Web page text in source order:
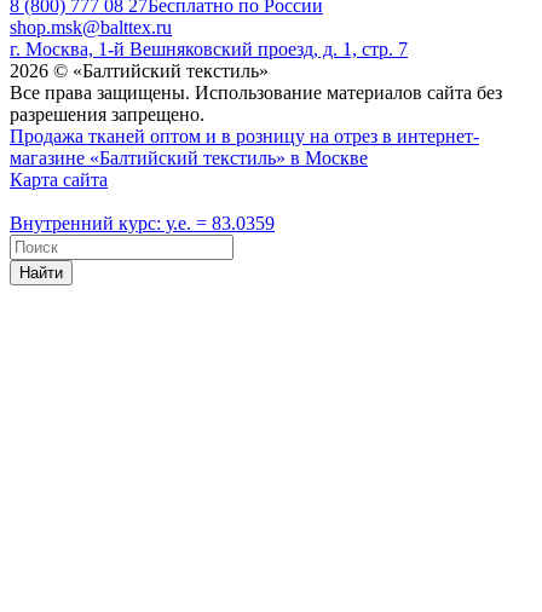
8 (800) 777 08 27Бесплатно по России
shop.msk@balttex.ru
г. Москва, 1-й Вешняковский проезд, д. 1, стр. 7
2026 © «Балтийский текстиль»
Все права защищены. Использование материалов сайта без
разрешения запрещено.
Продажа тканей оптом и в розницу на отрез в интернет-
магазине «Балтийский текстиль» в Москве
Карта сайта
Внутренний курс: у.е. = 83.0359
Найти